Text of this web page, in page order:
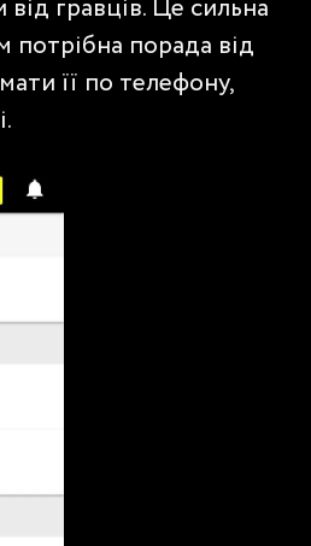
гравців. Це сильна
потрібна порада від
її по телефону,